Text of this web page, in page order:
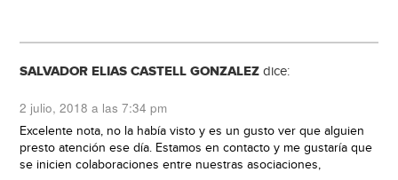
SALVADOR ELIAS CASTELL GONZALEZ dice:
2 julio, 2018 a las 7:34 pm
Excelente nota, no la había visto y es un gusto ver que alguien
presto atención ese día. Estamos en contacto y me gustaría que
se inicien colaboraciones entre nuestras asociaciones,